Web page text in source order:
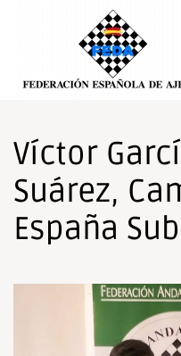
sistema
accesibilidad.
Skip to main content
Víctor
Suárez,
España